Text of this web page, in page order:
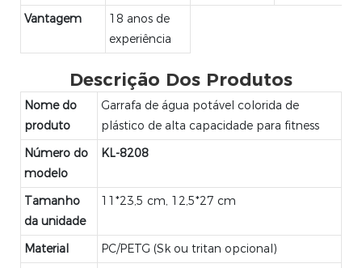
Vantagem
18 anos de
experiência
Descrição Dos Produtos
Nome do
produto
Garrafa de água potável colorida de
plástico de alta capacidade para fitness
Número do
modelo
KL-8208
Tamanho
da unidade
11*23,5 cm, 12,5*27 cm
Material
PC/PETG (Sk ou tritan opcional)